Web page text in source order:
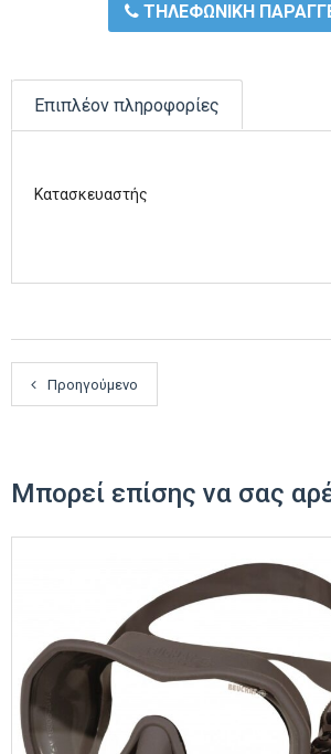
ΤΗΛΕΦΩΝΙΚΗ
Επιπλέον πληροφορίες
Κατασκευαστής
Προηγούμενο
Μπορεί επίσης να σας